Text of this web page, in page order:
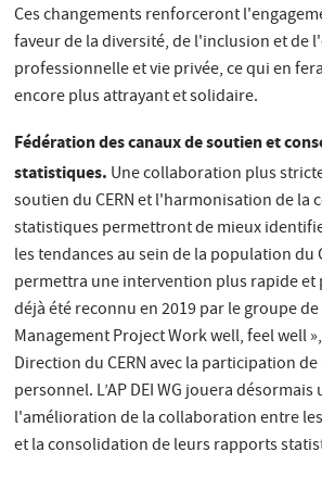
Ces changements renforceront
faveur de la diversité, de l'inclusion et de
professionnelle et vie privée, ce qui en
encore plus attrayant et solidaire.
Fédération des canaux de soutien et
statistiques. Une collaboration plus
soutien du CERN et l'harmonisation de la
statistiques permettront de mieux
les tendances au sein de la population du
permettra une intervention plus rapide et
déjà été reconnu en 2019 par le groupe
Management Project Work well, feel well
Direction du CERN avec la participation
personnel. L’AP DEI WG jouera
l'amélioration de la collaboration entre
et la consolidation de leurs rapports